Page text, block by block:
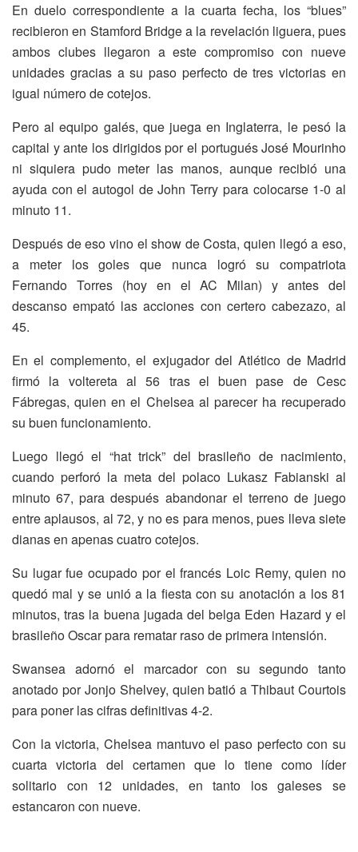
En duelo correspondiente a la cuarta fecha, los “blues”
recibieron en Stamford Bridge a la revelación liguera, pues
ambos clubes llegaron a este compromiso con nueve
unidades gracias a su paso perfecto de tres victorias en
igual número de cotejos.
Pero al equipo galés, que juega en Inglaterra, le pesó la
capital y ante los dirigidos por el portugués José Mourinho
ni siquiera pudo meter las manos, aunque recibió una
ayuda con el autogol de John Terry para colocarse 1-0 al
minuto 11.
Después de eso vino el show de Costa, quien llegó a eso,
a meter los goles que nunca logró su compatriota
Fernando Torres (hoy en el AC Milan) y antes del
descanso empató las acciones con certero cabezazo, al
45.
En el complemento, el exjugador del Atlético de Madrid
firmó la voltereta al 56 tras el buen pase de Cesc
Fábregas, quien en el Chelsea al parecer ha recuperado
su buen funcionamiento.
Luego llegó el “hat trick” del brasileño de nacimiento,
cuando perforó la meta del polaco Lukasz Fabianski al
minuto 67, para después abandonar el terreno de juego
entre aplausos, al 72, y no es para menos, pues lleva siete
dianas en apenas cuatro cotejos.
Su lugar fue ocupado por el francés Loic Remy, quien no
quedó mal y se unió a la fiesta con su anotación a los 81
minutos, tras la buena jugada del belga Eden Hazard y el
brasileño Oscar para rematar raso de primera intensión.
Swansea adornó el marcador con su segundo tanto
anotado por Jonjo Shelvey, quien batió a Thibaut Courtois
para poner las cifras definitivas 4-2.
Con la victoria, Chelsea mantuvo el paso perfecto con su
cuarta victoria del certamen que lo tiene como líder
solitario con 12 unidades, en tanto los galeses se
estancaron con nueve.